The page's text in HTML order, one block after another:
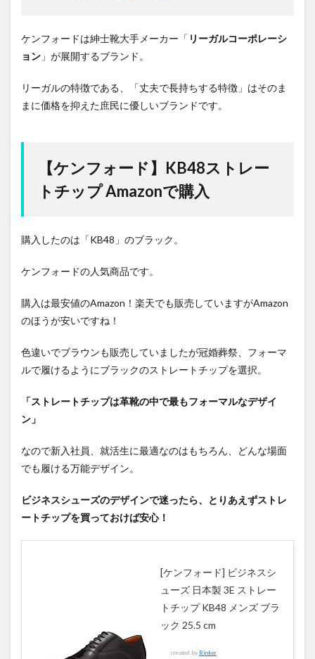
ケンフォードは紳士靴大手メーカー「 リーガルコーポレーシ
ョン 」が展開するブランド。
リーガルの特徴である、「丈夫で長持ちする特徴」はそのま
まに価格を抑えた庶民に優しいブランドです。
【ケンフォード】KB48ストレー
トチップ Amazonで購入
購入したのは「KB48」のブラック。
ケンフォードの人気商品です。
購入は最安値のAmazon！楽天でも販売していますがAmazon
のほうが安いですね！
色違いでブラウンも販売していましたが冠婚葬祭、フォーマ
ルで履けるようにブラックのストレートチップを選択。
「ストレートチップは革靴の中で最もフォーマルなデザイ
ン」
なので新入社員、就活生に最適なのはもちろん、どんな場面
でも履ける万能デザイン。
ビジネスシューズのデザインで迷ったら、とりあえずストレ
ートチップを買っておけば安心！
[ケンフォード] ビジネスシ
ューズ 日本製 3E ストレー
トチップ KB48 メンズ ブラ
ック 25.5 cm
created by Rinker